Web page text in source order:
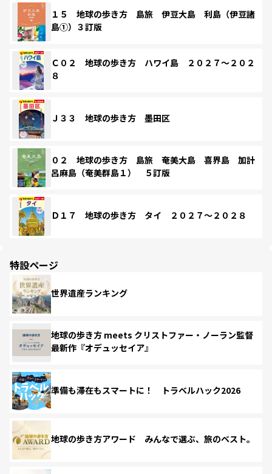
１５ 地球の歩き方 島旅 伊豆大島 利島（伊豆諸
島①）３訂版
Ｃ０２ 地球の歩き方 ハワイ島 ２０２７～２０２
８
Ｊ３３ 地球の歩き方 墨田区
０２ 地球の歩き方 島旅 奄美大島 喜界島 加計
呂麻島（奄美群島１） ５訂版
Ｄ１７ 地球の歩き方 タイ ２０２７～２０２８
特設ページ
世界遺産ランキング
地球の歩き方 meets クリストファー・ノーラン監督
最新作『オデュッセイア』
準備も滞在もスマートに！ トラベルハック2026
地球の歩き方アワード みんなで選ぶ、旅のベスト。